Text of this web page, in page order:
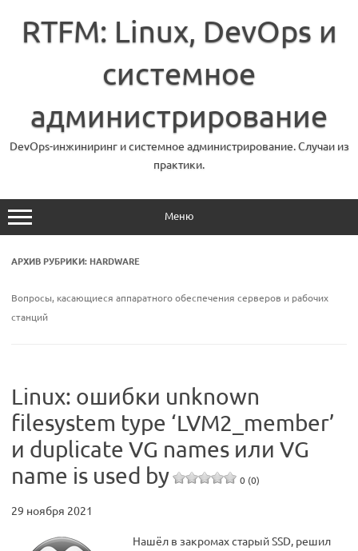
содержимому
RTFM: Linux, DevOps и
системное
администрирование
DevOps-инжиниринг и системное администрирование. Случаи из
практики.
Меню
АРХИВ РУБРИКИ: HARDWARE
Вопросы, касающиеся аппаратного обеспечения серверов и рабочих
станций
Linux: ошибки unknown
filesystem type ‘LVM2_member’
и duplicate VG names или VG
name is used by
0 (0)
29 ноября 2021
Нашёл в закромах старый SSD, решил